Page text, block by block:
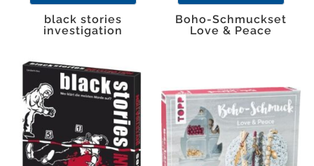
black stories
investigation
Boho-Schmuckset
Love & Peace